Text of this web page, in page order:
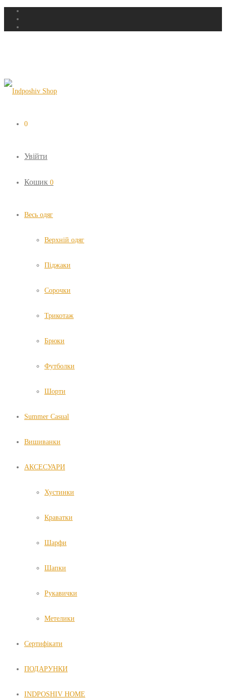
0
Увійти
Кошик 0
Весь одяг
Верхній одяг
Піджаки
Сорочки
Трикотаж
Брюки
Футболки
Шорти
Summer Casual
Вишиванки
АКСЕСУАРИ
Хустинки
Краватки
Шарфи
Шапки
Рукавички
Метелики
Сертифікати
ПОДАРУНКИ
INDPOSHIV HOME